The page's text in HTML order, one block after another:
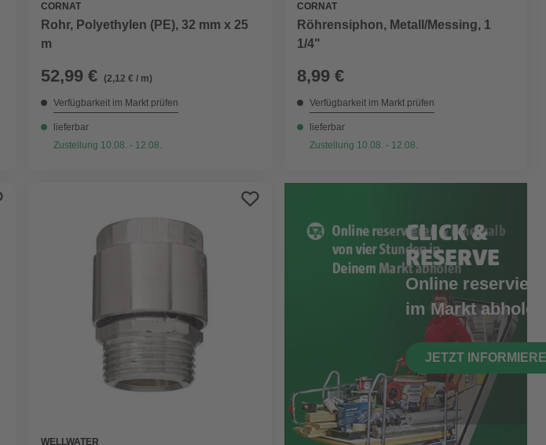
CORNAT
Rohr, Polyethylen (PE), 32 mm x 25
m
52,99 € (2,12 € / m)
Verfügbarkeit im Markt prüfen
lieferbar
Zustellung 10.08. - 12.08.
CORNAT
Röhrensiphon, Metall/Messing, 1
1/4"
8,99 €
Verfügbarkeit im Markt prüfen
lieferbar
Zustellung 10.08. - 12.08.
WELLWATER
CLICK &
RESERVE
Online
im Markt abholen
JETZT